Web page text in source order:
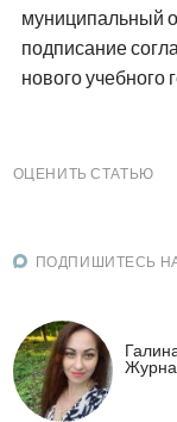
муниципальный
подписание
нового учебного
ОЦЕНИТЬ СТАТЬЮ
ПОДПИШИТЕСЬ НА